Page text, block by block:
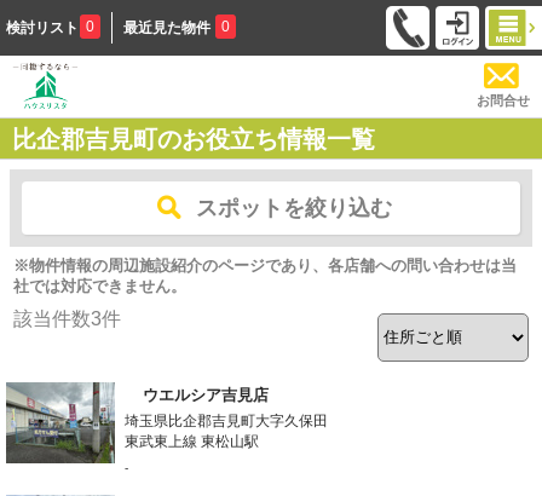
検討リスト 0 最近見た物件 0
お問合せ
比企郡吉見町のお役立ち情報一覧
スポットを絞り込む
※物件情報の周辺施設紹介のページであり、各店舗への問い合わせは当
社では対応できません。
該当件数3件
ウエルシア吉見店
埼玉県比企郡吉見町大字久保田
東武東上線 東松山駅
-